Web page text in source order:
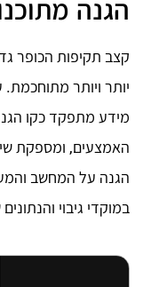
הגנה
קצב תקיפות הכופר
יותר ויותר
מידע מתפקד כקו
האמצעים, ומספקת
הגנה על המחשב
במוקדי גיבוי